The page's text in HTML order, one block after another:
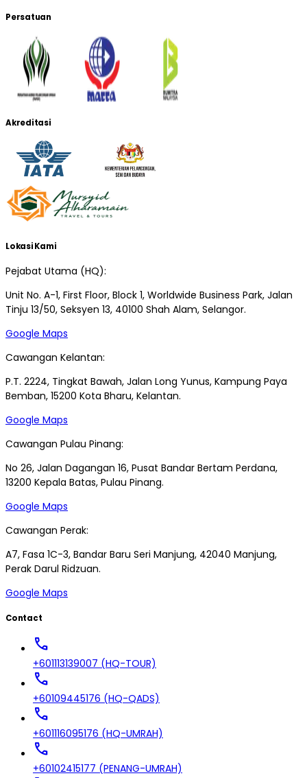
Persatuan
Akreditasi
Lokasi Kami
Pejabat Utama (HQ):
Unit No. A-1, First Floor, Block 1, Worldwide Business Park, Jalan
Tinju 13/50, Seksyen 13, 40100 Shah Alam, Selangor.
Google Maps
Cawangan Kelantan:
P.T. 2224, Tingkat Bawah, Jalan Long Yunus, Kampung Paya
Bemban, 15200 Kota Bharu, Kelantan.
Google Maps
Cawangan Pulau Pinang:
No 26, Jalan Dagangan 16, Pusat Bandar Bertam Perdana,
13200 Kepala Batas, Pulau Pinang.
Google Maps
Cawangan Perak:
A7, Fasa 1C-3, Bandar Baru Seri Manjung, 42040 Manjung,
Perak Darul Ridzuan.
Google Maps
Contact
call
+601113139007 (HQ-TOUR)
call
+60109445176 (HQ-QADS)
call
+601116095176 (HQ-UMRAH)
call
+60102415177 (PENANG-UMRAH)